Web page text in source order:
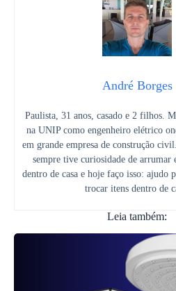
André Borges
Paulista, 31 anos, casado e 2 filhos.
na UNIP como engenheiro elétrico
em grande empresa de construção
sempre tive curiosidade de arrumar
dentro de casa e hoje faço isso: ajudo
trocar itens dentro de
Leia também: